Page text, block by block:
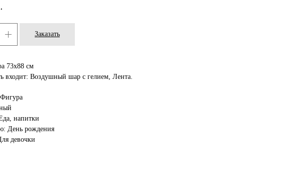
Заказать
73х88 см
входит: Воздушный шар с гелием, Лента.
напитки
День рождения
девочки